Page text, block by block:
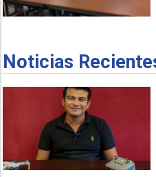
Noticias